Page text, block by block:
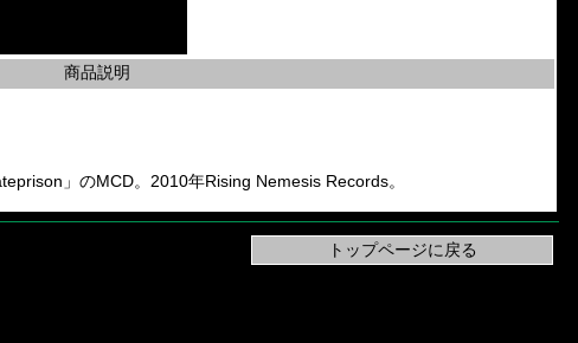
商品説明
」のMCD。2010年Rising Nemesis Records。